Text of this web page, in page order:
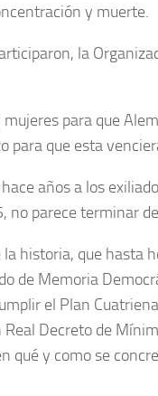
y muerte.
la
para que
para que esta
años a los
no parece terminar
historia, que
de Memoria
el Plan
Decreto de
y como se